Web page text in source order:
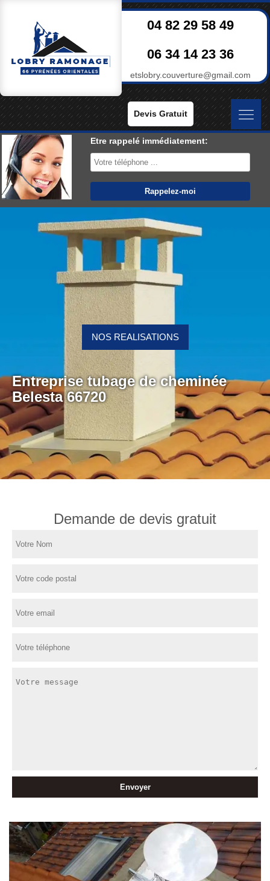
04 82 29 58 49
06 34 14 23 36
etslobry.couverture@gmail.com
Devis Gratuit
Etre rappelé immédiatement:
Entreprise tubage de cheminée
Belesta 66720
NOS REALISATIONS
Demande de devis gratuit